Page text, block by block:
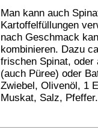
Man kann auch
Kartoffelfüllungen
nach Geschmack
kombinieren. Dazu
frischen Spinat, oder
(auch Püree) oder
Zwiebel, Olivenöl, 1
Muskat, Salz, Pfeffer.